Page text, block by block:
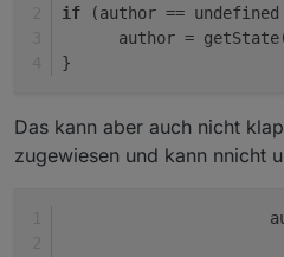
if (author ==
author =
}
Das kann aber auch nicht
zugewiesen und kann nnicht